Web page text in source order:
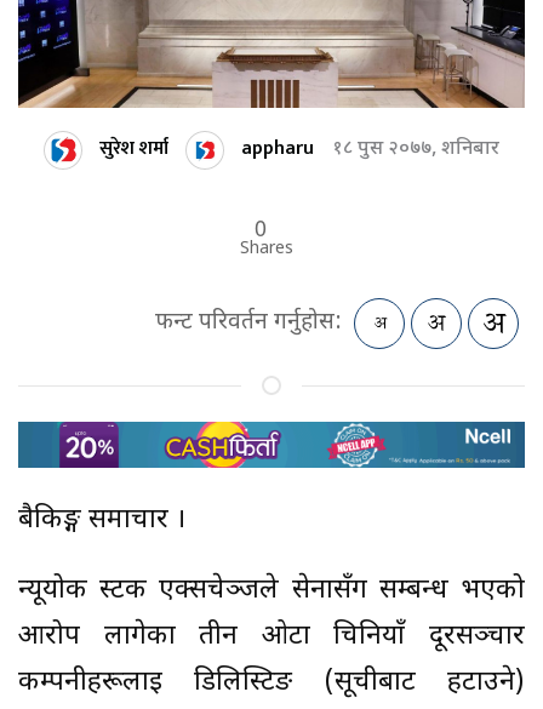
सुरेश शर्मा appharu १८ पुस २०७७, शनिबार
0
Shares
फन्ट परिवर्तन गर्नुहोस:
बैकिङ्ग समाचार ।
न्यूयोर्क स्टक एक्सचेञ्जले सेनासँग सम्बन्ध भएको
आरोप लागेका तीन ओटा चिनियाँ दूरसञ्चार
कम्पनीहरूलाई डिलिस्टिङ (सूचीबाट हटाउने)